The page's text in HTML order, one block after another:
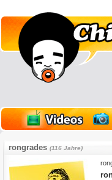
rongrades(116 Jahre)